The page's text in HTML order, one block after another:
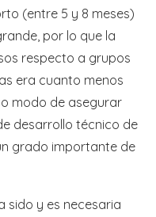
(entre 5 y 8 meses)
por lo que la
respecto a grupos
era cuanto menos
modo de asegurar
desarrollo técnico de
grado importante de
sido y es necesaria